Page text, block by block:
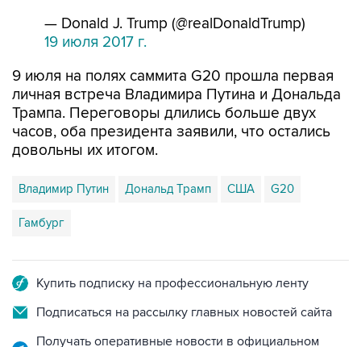
— Donald J. Trump (@realDonaldTrump)
19 июля 2017 г.
9 июля на полях саммита G20 прошла первая
личная встреча Владимира Путина и Дональда
Трампа. Переговоры длились больше двух
часов, оба президента заявили, что остались
довольны их итогом.
Владимир Путин Дональд Трамп США G20
Гамбург
Купить подписку на профессиональную ленту
Подписаться на рассылку главных новостей сайта
Получать оперативные новости в официальном